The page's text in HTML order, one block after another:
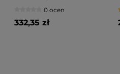
na przegubach
0 ocen
332,35 zł